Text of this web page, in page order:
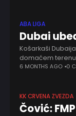
ABA LIGA
Dubai
Košarkaši
domaćem terenu
lige. Izabranici
6 MONTHS AGO 0
KK CRVENA ZVEZDA
Čović: